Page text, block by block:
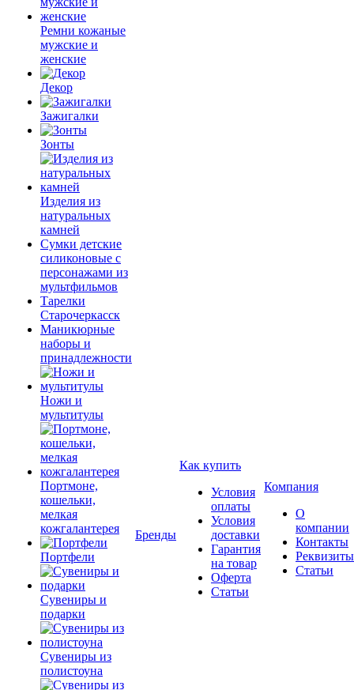
Ремни кожаные
мужские и
женские
Декор
Зажигалки
Зонты
Изделия из
натуральных
камней
Сумки детские
силиконовые с
персонажами из
мультфильмов
Тарелки
Старочеркасск
Маникюрные
наборы и
принадлежности
Ножи и
мультитулы
Портмоне,
кошельки,
мелкая
кожгалантерея
Портфели
Сувениры и
подарки
Сувениры из
полистоуна
Бренды
Как купить
Условия
оплаты
Условия
доставки
Гарантия
на товар
Оферта
Статьи
Компания
О
компании
Контакты
Реквизиты
Статьи